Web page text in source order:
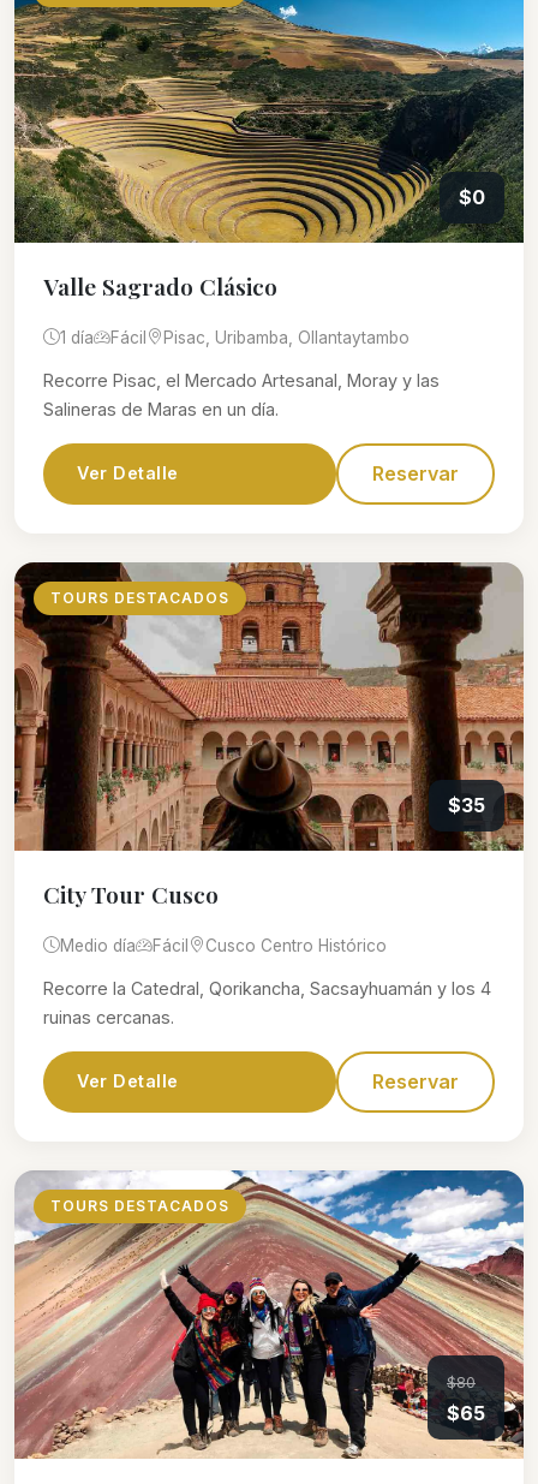
$0
Valle Sagrado Clásico
1 día Fácil Pisac, Uribamba, Ollantaytambo
Recorre Pisac, el Mercado Artesanal, Moray y las
Salineras de Maras en un día.
Ver Detalle Reservar
TOURS DESTACADOS
$35
City Tour Cusco
Medio día Fácil Cusco Centro Histórico
Recorre la Catedral, Qorikancha, Sacsayhuamán y los 4
ruinas cercanas.
Ver Detalle Reservar
TOURS DESTACADOS
$80
$65